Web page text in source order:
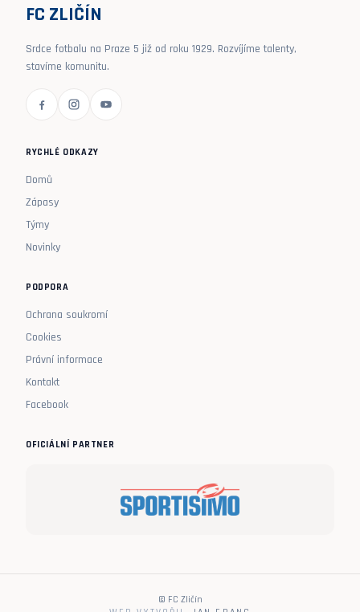
FC ZLIČÍN
Srdce fotbalu na Praze 5 již od roku 1929. Rozvíjíme talenty,
stavíme komunitu.
RYCHLÉ ODKAZY
Domů
Zápasy
Týmy
Novinky
PODPORA
Ochrana soukromí
Cookies
Právní informace
Kontakt
Facebook
OFICIÁLNÍ PARTNER
© FC Zličín